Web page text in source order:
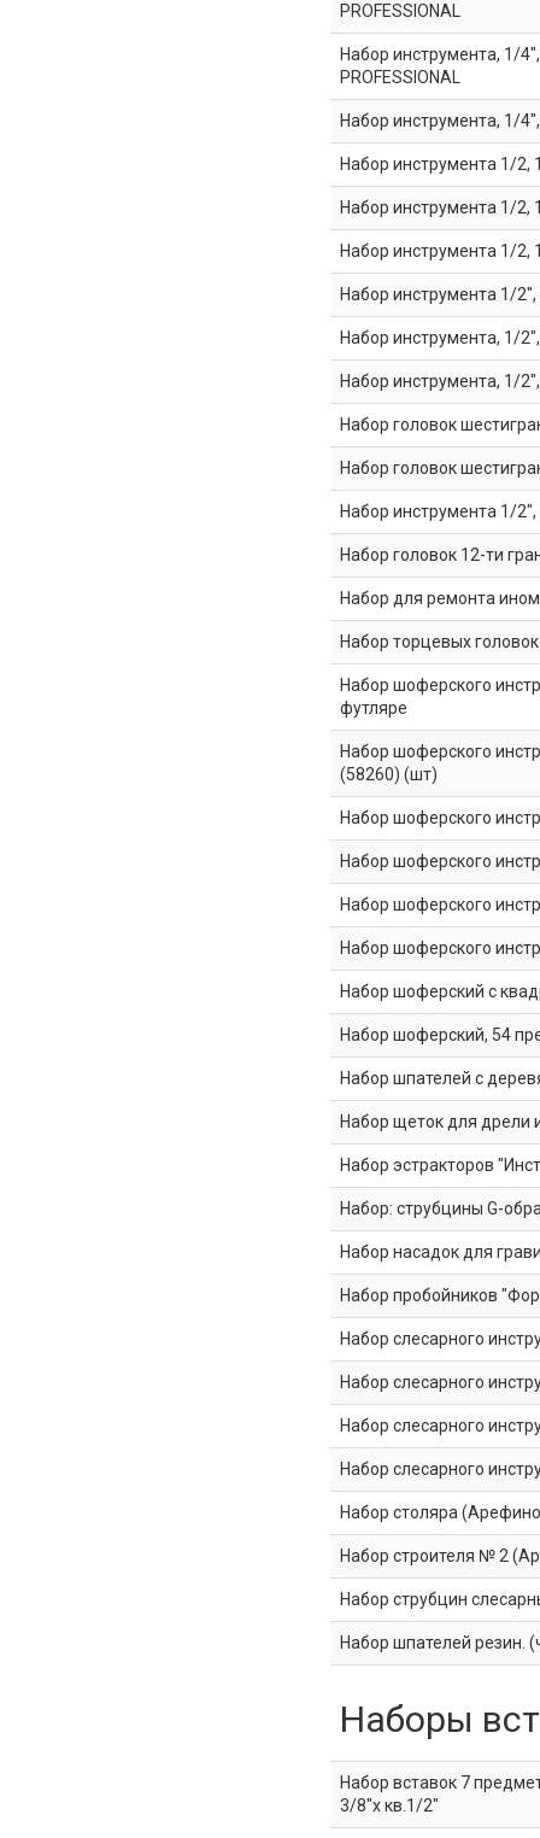
PROFESSIONAL
Набор инструмента, 1/
PROFESSIONAL
Набор инструмента, 1/
Набор инструмента 1/2,
Набор инструмента 1/2,
Набор инструмента 1/2,
Набор инструмента 1/
Набор инструмента, 1/
Набор инструмента, 1/
Набор головок
Набор головок
Набор инструмента 1/
Набор головок 12-ти
Набор для ремонта
Набор торцевых
Набор шоферского
футляре
Набор шоферского
(58260) (шт)
Набор шоферского
Набор шоферского
Набор шоферского
Набор шоферского
Набор шоферский с
Набор шоферский, 54
Набор шпателей с
Набор щеток для дрели
Набор эстракторов
Набор: струбцины G-
Набор насадок для
Набор пробойников
Набор слесарного
Набор слесарного
Набор слесарного
Набор слесарного
Набор столяра
Набор строителя № 2
Набор струбцин
Набор шпателей резин.
Наборы
Набор вставок 7
3/8"х кв.1/2"